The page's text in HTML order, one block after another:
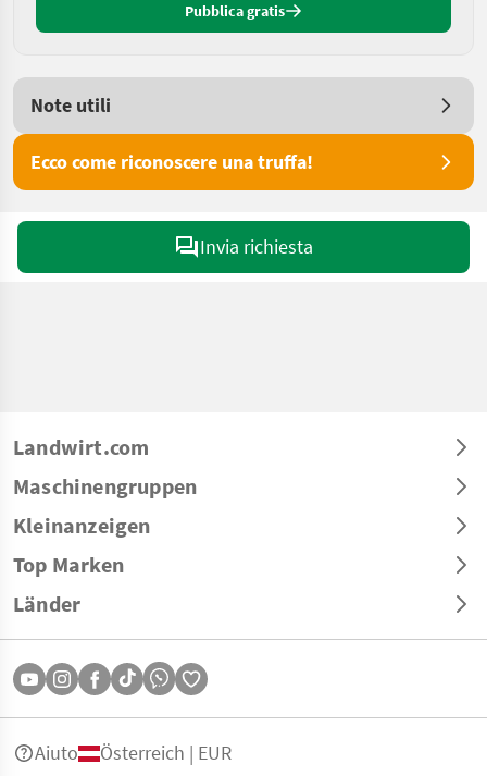
Pubblica gratis
Note utili
Ecco come riconoscere una truffa!
Invia richiesta
Landwirt.com
Maschinengruppen
Kleinanzeigen
Top Marken
Länder
Aiuto Österreich | EUR